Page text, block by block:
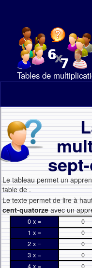
Tables de
Le tableau permet un
table de .
Le texte permet de lire à
cent-quatorze avec un
0 x =
0
1 x =
0
2 x =
0
3 x =
0
4 x =
0